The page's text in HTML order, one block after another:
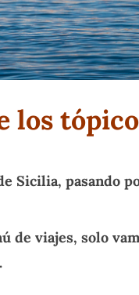
los
Sicilia, pasando
de viajes, solo